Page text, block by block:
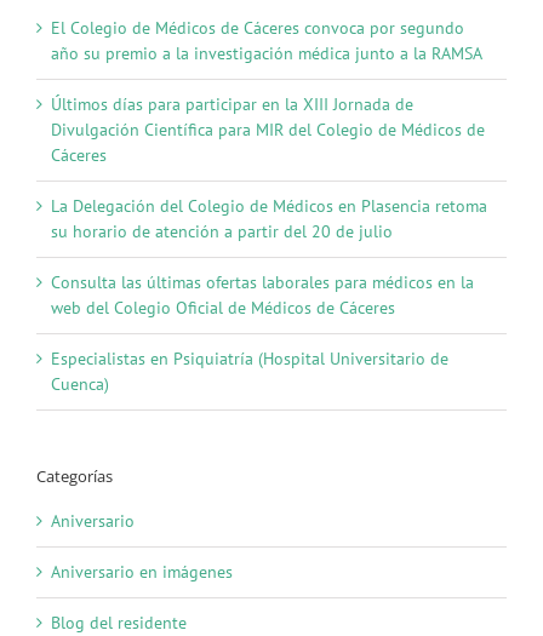
El Colegio de Médicos de Cáceres convoca por segundo
año su premio a la investigación médica junto a la RAMSA
Últimos días para participar en la XIII Jornada de
Divulgación Científica para MIR del Colegio de Médicos de
Cáceres
La Delegación del Colegio de Médicos en Plasencia retoma
su horario de atención a partir del 20 de julio
Consulta las últimas ofertas laborales para médicos en la
web del Colegio Oficial de Médicos de Cáceres
Especialistas en Psiquiatría (Hospital Universitario de
Cuenca)
Categorías
Aniversario
Aniversario en imágenes
Blog del residente